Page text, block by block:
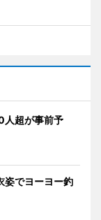
超が事前予
でヨーヨー釣